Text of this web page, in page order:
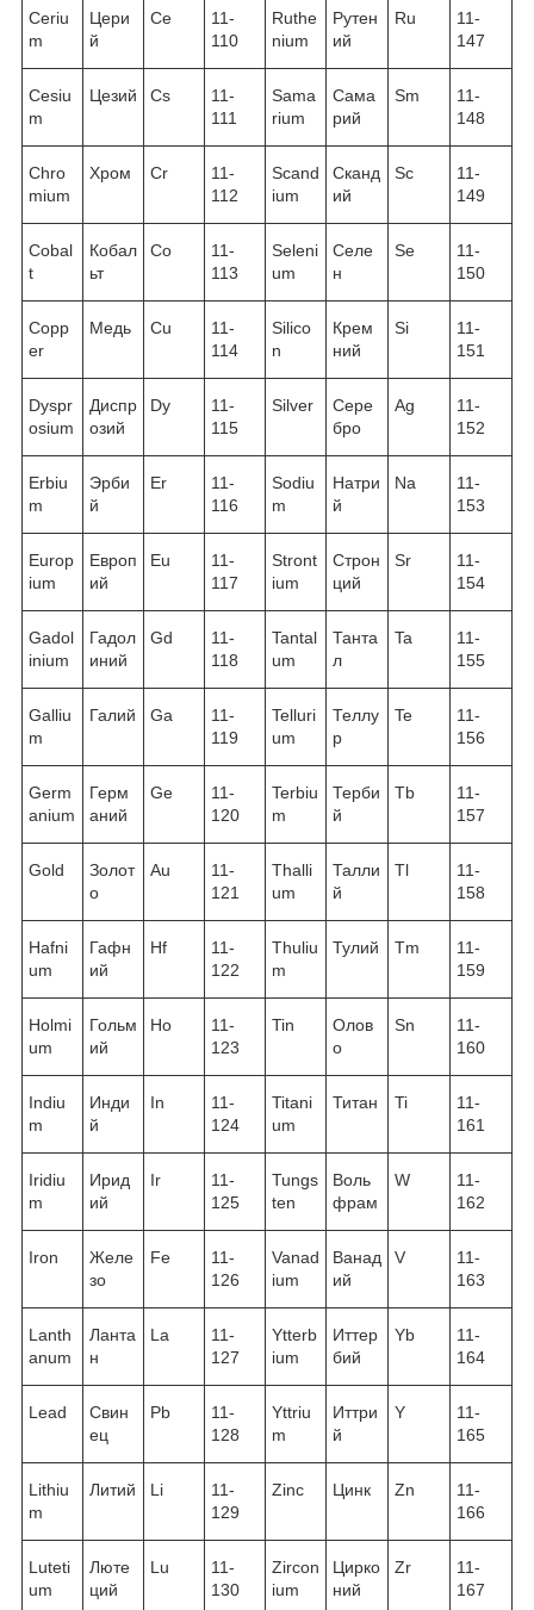
Ceriu
m
Цери
й
Ce
11-
110
Ruthe
nium
Рутен
ий
Ru
11-
147
Cesiu
m
Цезий Cs
11-
111
Sama
rium
Сама
рий
Sm
11-
148
Chro
mium
Хром Cr
11-
112
Scand
ium
Сканд
ий
Sc
11-
149
Cobal
t
Кобал
ьт
Co
11-
113
Seleni
um
Селе
н
Se
11-
150
Copp
er
Медь Cu
11-
114
Silico
n
Крем
ний
Si
11-
151
Dyspr
osium
Диспр
озий
Dy
11-
115
Silver
Сере
бро
Ag
11-
152
Erbiu
m
Эрби
й
Er
11-
116
Sodiu
m
Натри
й
Na
11-
153
Europ
ium
Европ
ий
Eu
11-
117
Stront
ium
Строн
ций
Sr
11-
154
Gadol
inium
Гадол
иний
Gd
11-
118
Tantal
um
Танта
л
Ta
11-
155
Galliu
m
Галий Ga
11-
119
Telluri
um
Теллу
р
Te
11-
156
Germ
anium
Герм
аний
Ge
11-
120
Terbiu
m
Терби
й
Tb
11-
157
Gold
Золот
о
Au
11-
121
Thalli
um
Талли
й
Tl
11-
158
Hafni
um
Гафн
ий
Hf
11-
122
Thuliu
m
Тулий Tm
11-
159
Holmi
um
Гольм
ий
Ho
11-
123
Tin
Олов
о
Sn
11-
160
Indiu
m
Инди
й
In
11-
124
Titani
um
Титан Ti
11-
161
Iridiu
m
Ирид
ий
Ir
11-
125
Tungs
ten
Воль
фрам
W
11-
162
Iron
Желе
зо
Fe
11-
126
Vanad
ium
Ванад
ий
V
11-
163
Lanth
anum
Ланта
н
La
11-
127
Ytterb
ium
Иттер
бий
Yb
11-
164
Lead
Свин
ец
Pb
11-
128
Yttriu
m
Иттри
й
Y
11-
165
Lithiu
m
Литий Li
11-
129
Zinc Цинк Zn
11-
166
Luteti
um
Люте
ций
Lu
11-
130
Zircon
ium
Цирко
ний
Zr
11-
167